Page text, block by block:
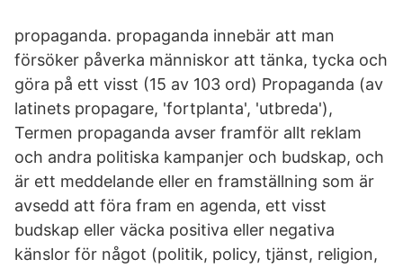
propaganda. propaganda innebär att man
försöker påverka människor att tänka, tycka och
göra på ett visst (15 av 103 ord) Propaganda (av
latinets propagare, 'fortplanta', 'utbreda'),
Termen propaganda avser framför allt reklam
och andra politiska kampanjer och budskap, och
är ett meddelande eller en framställning som är
avsedd att föra fram en agenda, ett visst
budskap eller väcka positiva eller negativa
känslor för något (politik, policy, tjänst, religion,